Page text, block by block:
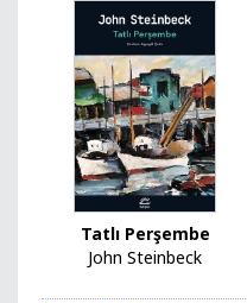
Tatlı Perşembe
John Steinbeck